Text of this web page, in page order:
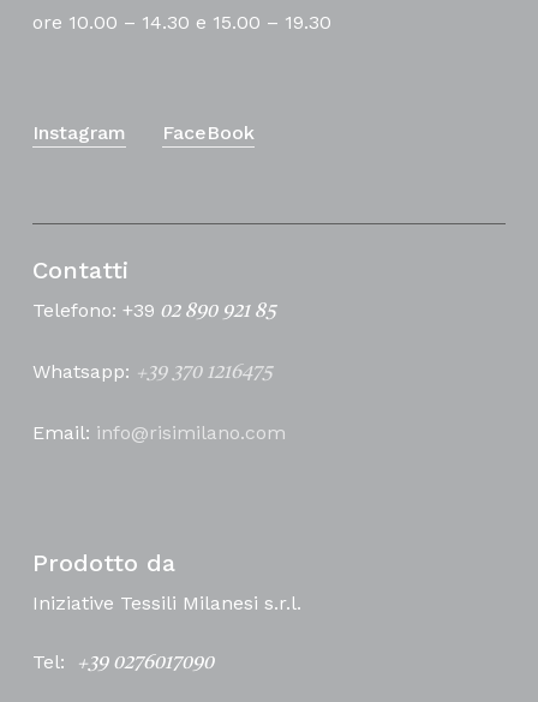
ore 10.00 – 14.30 e 15.00 – 19.30
Instagram FaceBook
Contatti
Telefono: +39 02 890 921 85
Whatsapp: +39 370 1216475
Email: info@risimilano.com
Prodotto da
Iniziative Tessili Milanesi s.r.l.
Tel: +39 0276017090